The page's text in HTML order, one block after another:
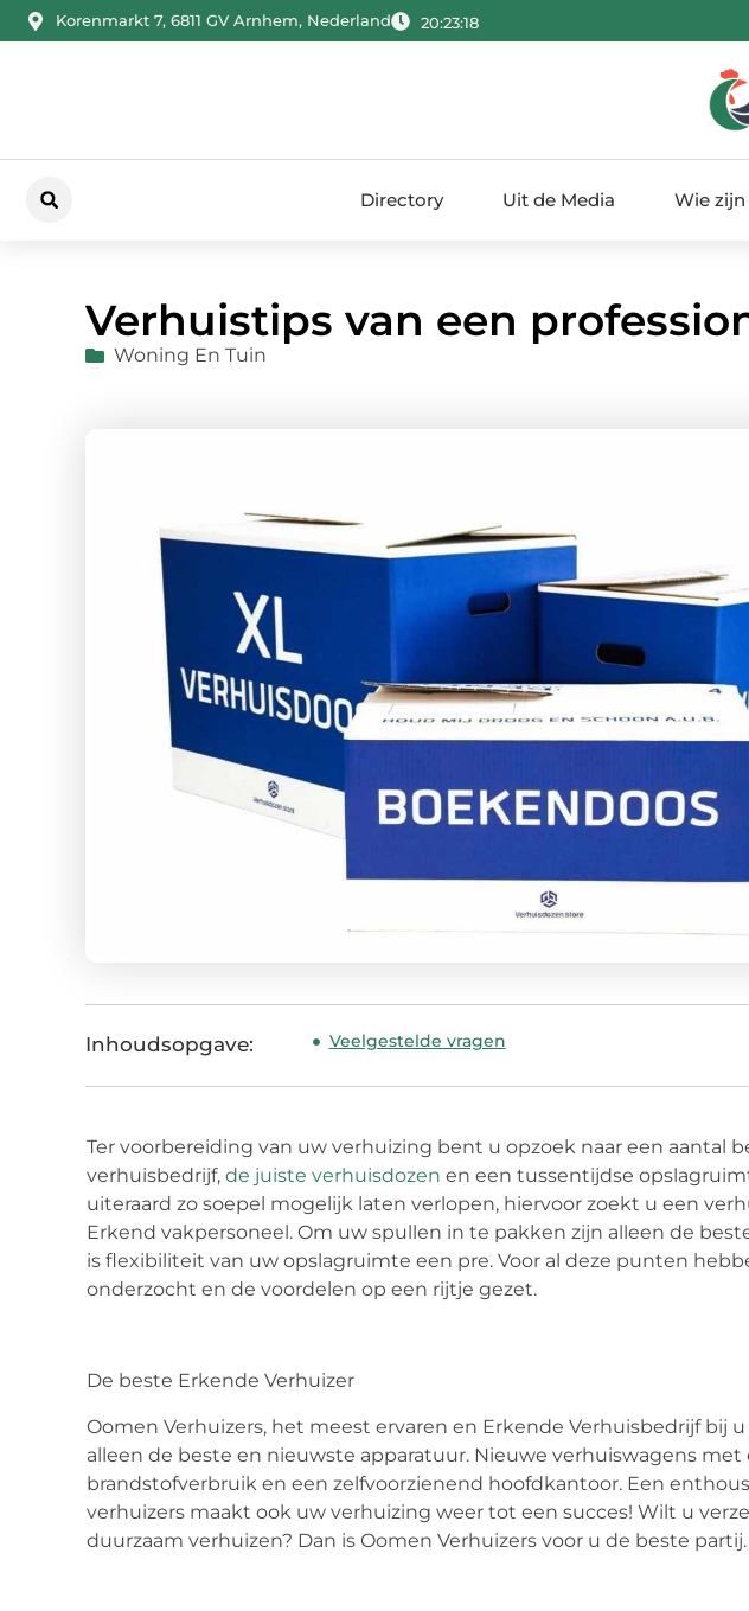
Korenmarkt 7, 6811 GV Arnhem, Nederland 20:23:19
Directory Uit de Media Wie zijn
Verhuistips van een
Woning En Tuin
Inhoudsopgave: Veelgestelde vragen
Ter voorbereiding van uw verhuizing bent u opzoek naar een aantal
verhuisbedrijf, de juiste verhuisdozen en een tussentijdse
uiteraard zo soepel mogelijk laten verlopen, hiervoor zoekt u een
Erkend vakpersoneel. Om uw spullen in te pakken zijn alleen de
is flexibiliteit van uw opslagruimte een pre. Voor al deze punten
onderzocht en de voordelen op een rijtje gezet.
De beste Erkende Verhuizer
Oomen Verhuizers, het meest ervaren en Erkende Verhuisbedrijf bij u
alleen de beste en nieuwste apparatuur. Nieuwe verhuiswagens met
brandstofverbruik en een zelfvoorzienend hoofdkantoor. Een
verhuizers maakt ook uw verhuizing weer tot een succes! Wilt u
duurzaam verhuizen? Dan is Oomen Verhuizers voor u de beste partij.